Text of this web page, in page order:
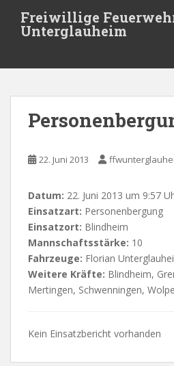
Freiwillige
Unterglauheim
22. Juni 2013
Datum: 22. Juni 2013 um 9:57
Einsatzart: Personenbergung
Einsatzort: Blindheim
Mannschaftsstärke: 10
Fahrzeuge: Florian
Weitere Kräfte: Blindheim,
Mertingen, Schwenningen,
Kein Einsatzbericht vorhanden